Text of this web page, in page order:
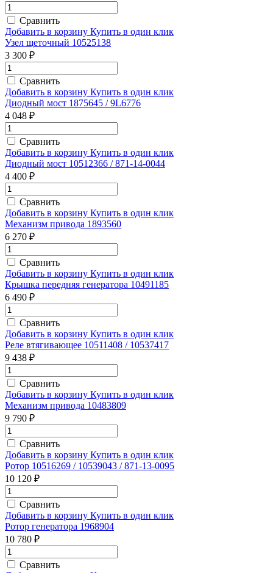
Сравнить
Добавить в корзину Купить в один клик
Узел щеточный 10525138
3 300 ₽
Сравнить
Добавить в корзину Купить в один клик
Диодный мост 1875645 / 9L6776
4 048 ₽
Сравнить
Добавить в корзину Купить в один клик
Диодный мост 10512366 / 871-14-0044
4 400 ₽
Сравнить
Добавить в корзину Купить в один клик
Механизм привода 1893560
6 270 ₽
Сравнить
Добавить в корзину Купить в один клик
Крышка передняя генератора 10491185
6 490 ₽
Сравнить
Добавить в корзину Купить в один клик
Реле втягивающее 10511408 / 10537417
9 438 ₽
Сравнить
Добавить в корзину Купить в один клик
Механизм привода 10483809
9 790 ₽
Сравнить
Добавить в корзину Купить в один клик
Ротор 10516269 / 10539043 / 871-13-0095
10 120 ₽
Сравнить
Добавить в корзину Купить в один клик
Ротор генератора 1968904
10 780 ₽
Сравнить